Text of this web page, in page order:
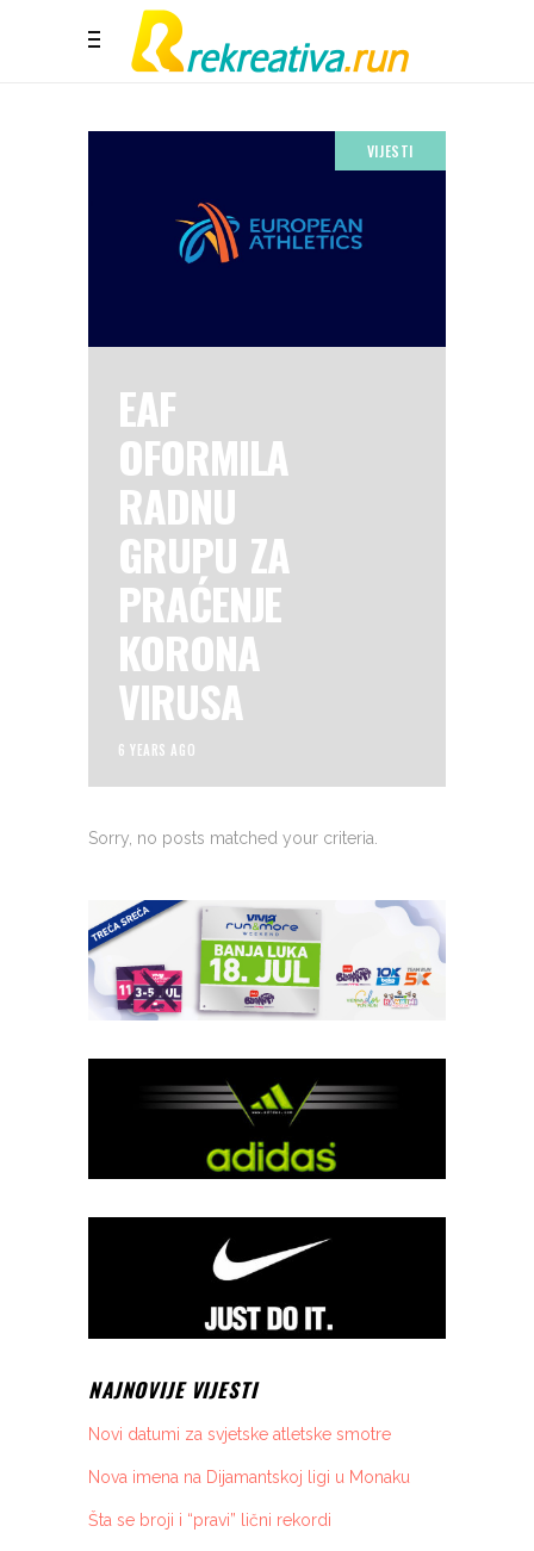
VIJESTI
EAF
OFORMILA
RADNU
GRUPU ZA
PRAĆENJE
KORONA
VIRUSA
6 YEARS AGO
Sorry, no posts matched your criteria.
NAJNOVIJE VIJESTI
Novi datumi za svjetske atletske smotre
Nova imena na Dijamantskoj ligi u Monaku
Šta se broji i “pravi” lični rekordi